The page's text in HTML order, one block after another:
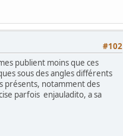
#102
publient moins que ces
sous des angles différents
présents, notamment des
parfois enjauladito, a sa